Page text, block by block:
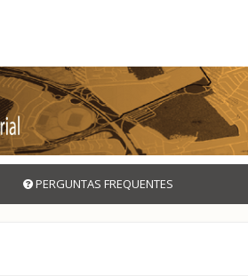
PERGUNTAS FREQUENTES